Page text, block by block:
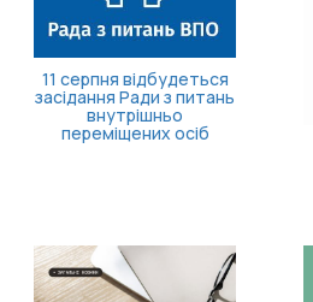
11 серпня відбудеться
засідання Ради з питань
внутрішньо
переміщених осіб